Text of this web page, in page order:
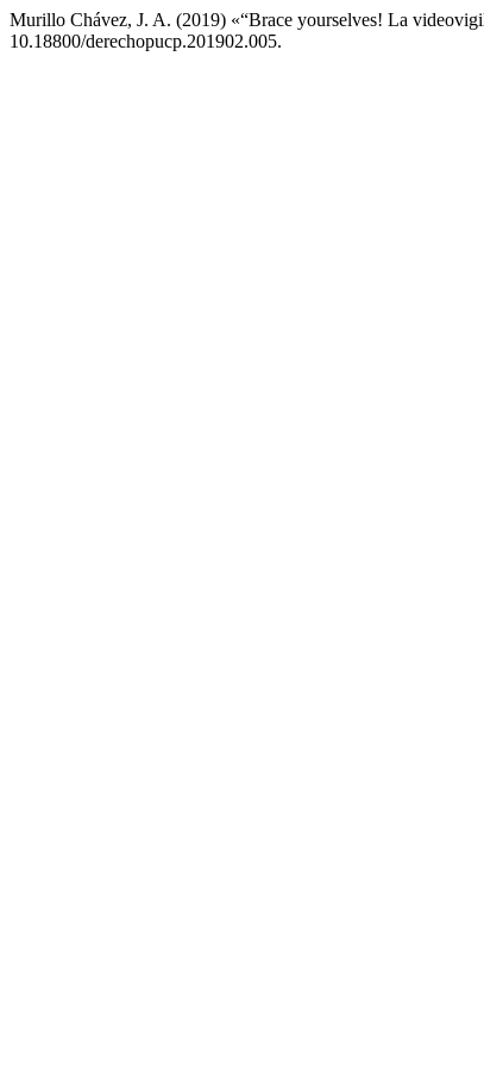
Murillo Chávez, J. A. (2019) «“Brace yourselves! La
10.18800/derechopucp.201902.005.